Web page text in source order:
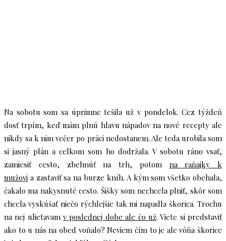
Na sobotu som sa úprimne tešila už v pondelok. Cez týždeň
dosť trpím, keď mám plnú hlavu nápadov na nové recepty ale
nikdy sa k nim večer po práci nedostanem. Ale teda urobila som
si jasný plán a celkom som ho dodržala. V sobotu ráno vsať,
zamiesiť cesto, zbehnúť na trh, potom na raňajky k
mužovi a zastaviť sa na burze kníh. A kým som všetko obehala,
čakalo ma nakysnuté cesto. Šišky som nechcela plniť, skôr som
chcela vyskúšať niečo rýchlejšie tak mi napadla škorica. Trochu
na nej ulietavamv poslednej dobe ale čo už. Viete si predstaviť
ako to u nás na obed voňalo? Neviem čím to je ale vôňa škorice